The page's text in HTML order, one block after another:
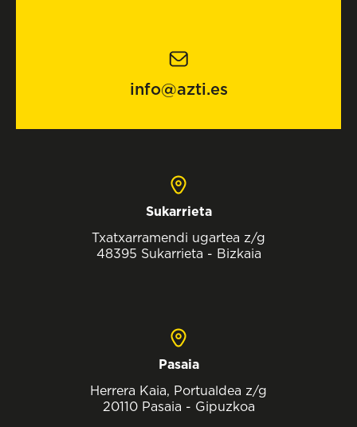
info@azti.es
Sukarrieta
Txatxarramendi ugartea z/g
48395 Sukarrieta - Bizkaia
Pasaia
Herrera Kaia, Portualdea z/g
20110 Pasaia - Gipuzkoa